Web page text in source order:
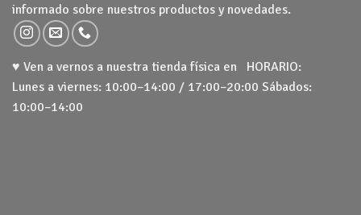
informado sobre nuestros productos y novedades.
♥ Ven a vernos a nuestra tienda física en HORARIO:
Lunes a viernes: 10:00–14:00 / 17:00–20:00 Sábados:
10:00–14:00